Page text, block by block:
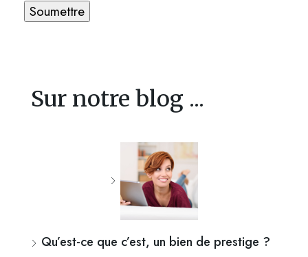
Sur notre blog ...
Qu’est-ce que c’est, un bien de prestige ?